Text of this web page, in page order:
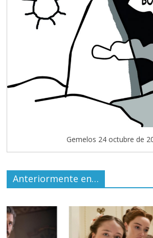
Gemelos 24 octubre de
Anteriormente en…